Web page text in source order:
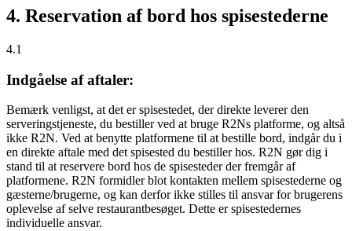
4. Reservation af bord hos spisestederne
4.1
Indgåelse af aftaler:
Bemærk venligst, at det er spisestedet, der direkte leverer den
serveringstjeneste, du bestiller ved at bruge R2Ns platforme, og altså
ikke R2N. Ved at benytte platformene til at bestille bord, indgår du i
en direkte aftale med det spisested du bestiller hos. R2N gør dig i
stand til at reservere bord hos de spisesteder der fremgår af
platformene. R2N formidler blot kontakten mellem spisestederne og
gæsterne/brugerne, og kan derfor ikke stilles til ansvar for brugerens
oplevelse af selve restaurantbesøget. Dette er spisestedernes
individuelle ansvar.